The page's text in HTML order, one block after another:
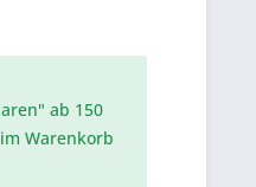
ab 150
Warenkorb